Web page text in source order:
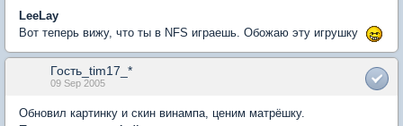
LeeLay
Вот теперь вижу, что ты в NFS играешь. Обожаю эту игрушку
Гость_tim17_*
09 Sep 2005
Обновил картинку и скин винампа, ценим матрёшку.